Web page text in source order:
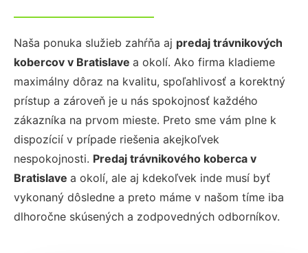
Naša ponuka služieb zahŕňa aj predaj trávnikových
kobercov v Bratislave a okolí. Ako firma kladieme
maximálny dôraz na kvalitu, spoľahlivosť a korektný
prístup a zároveň je u nás spokojnosť každého
zákazníka na prvom mieste. Preto sme vám plne k
dispozícií v prípade riešenia akejkoľvek
nespokojnosti. Predaj trávnikového koberca v
Bratislave a okolí, ale aj kdekoľvek inde musí byť
vykonaný dôsledne a preto máme v našom tíme iba
dlhoročne skúsených a zodpovedných odborníkov.